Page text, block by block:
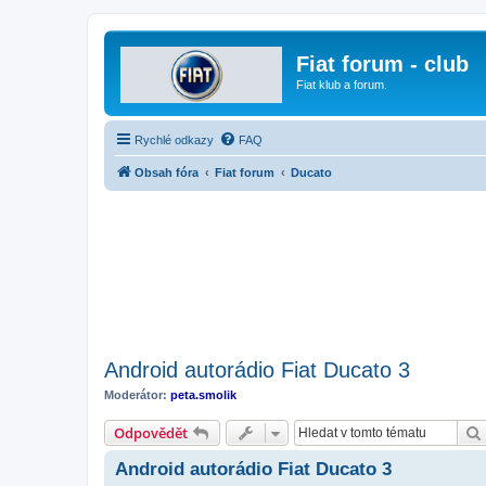
Fiat forum - club
Fiat klub a forum.
Rychlé odkazy FAQ
Obsah fóra Fiat forum Ducato
Android autorádio Fiat Ducato 3
Moderátor: peta.smolik
Odpovědět
Android autorádio Fiat Ducato 3